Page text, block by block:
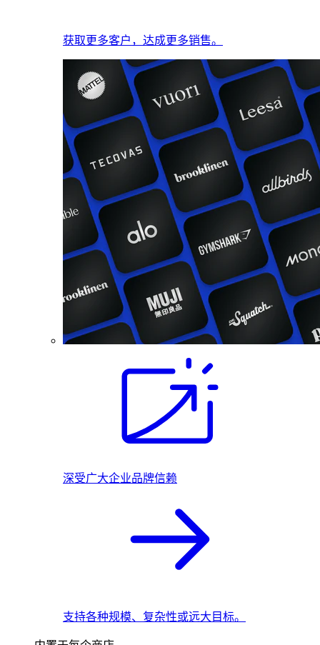
获取更多客户，达成更多销售。
深受广大企业品牌信赖
支持各种规模、复杂性或远大目标。